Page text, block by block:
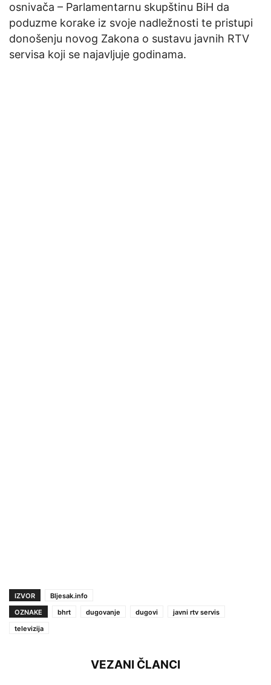
osnivača – Parlamentarnu skupštinu BiH da
poduzme korake iz svoje nadležnosti te pristupi
donošenju novog Zakona o sustavu javnih RTV
servisa koji se najavljuje godinama.
IZVOR
Bljesak.info
OZNAKE
bhrt dugovanje dugovi
javni rtv servis
televizija
VEZANI ČLANCI